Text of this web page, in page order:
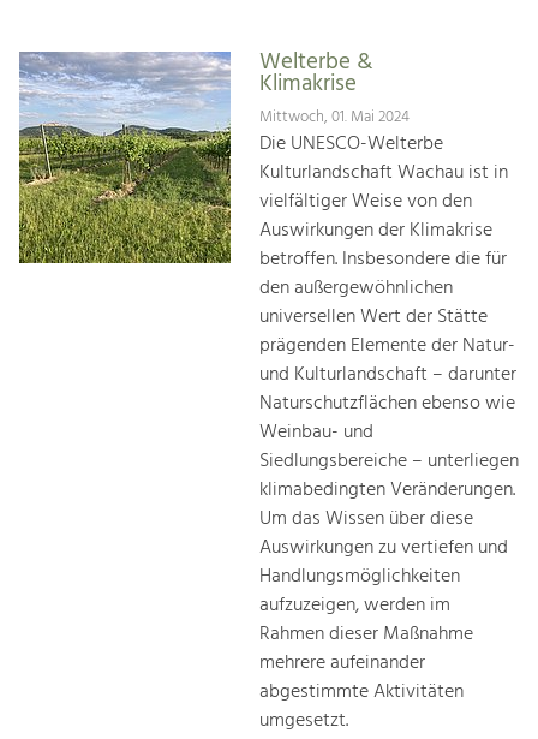
Welterbe &
Klimakrise
Mittwoch, 01. Mai 2024
Die UNESCO-Welterbe
Kulturlandschaft Wachau ist in
vielfältiger Weise von den
Auswirkungen der Klimakrise
betroffen. Insbesondere die für
den außergewöhnlichen
universellen Wert der Stätte
prägenden Elemente der Natur-
und Kulturlandschaft – darunter
Naturschutzflächen ebenso wie
Weinbau- und
Siedlungsbereiche – unterliegen
klimabedingten Veränderungen.
Um das Wissen über diese
Auswirkungen zu vertiefen und
Handlungsmöglichkeiten
aufzuzeigen, werden im
Rahmen dieser Maßnahme
mehrere aufeinander
abgestimmte Aktivitäten
umgesetzt.